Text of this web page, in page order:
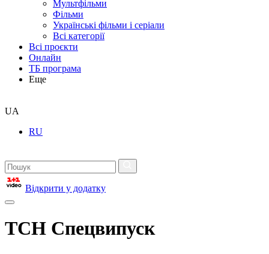
Мультфільми
Фільми
Українські фільми і серіали
Всі категорії
Всі проєкти
Онлайн
ТБ програма
Еще
UA
RU
Відкрити у додатку
ТСН Спецвипуск